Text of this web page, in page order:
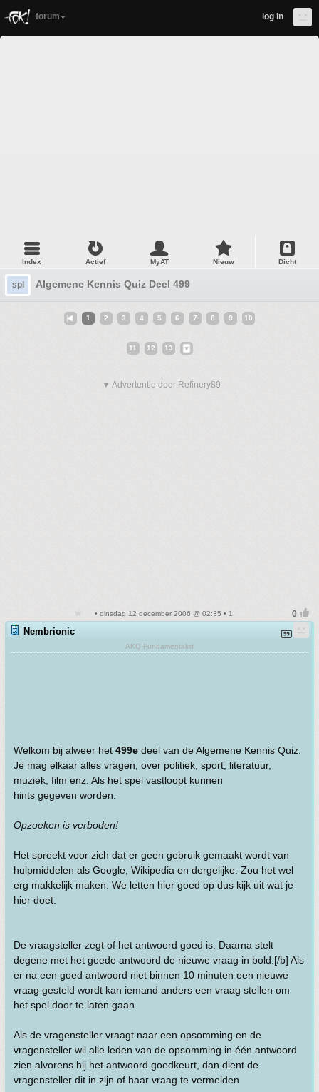
forum log in
Index Actief MyAT Nieuw Dicht
spl Algemene Kennis Quiz Deel 499
1 2 3 4 5 6 7 8 9 10
11 12 13
▼ Advertentie door Refinery89
• dinsdag 12 december 2006 @ 02:35 • 1
Nembrionic
AKQ Fundamentalist
Welkom bij alweer het 499e deel van de Algemene Kennis Quiz.
Je mag elkaar alles vragen, over politiek, sport, literatuur,
muziek, film enz. Als het spel vastloopt kunnen
hints gegeven worden.
Opzoeken is verboden!
Het spreekt voor zich dat er geen gebruik gemaakt wordt van
hulpmiddelen als Google, Wikipedia en dergelijke. Zou het wel
erg makkelijk maken. We letten hier goed op dus kijk uit wat je
hier doet.
De vraagsteller zegt of het antwoord goed is. Daarna stelt
degene met het goede antwoord de nieuwe vraag in bold.[/b] Als
er na een goed antwoord niet binnen 10 minuten een nieuwe
vraag gesteld wordt kan iemand anders een vraag stellen om
het spel door te laten gaan.
Als de vragensteller vraagt naar een opsomming en de
vragensteller wil alle leden van de opsomming in één antwoord
zien alvorens hij het antwoord goedkeurt, dan dient de
vragensteller dit in zijn of haar vraag te vermelden